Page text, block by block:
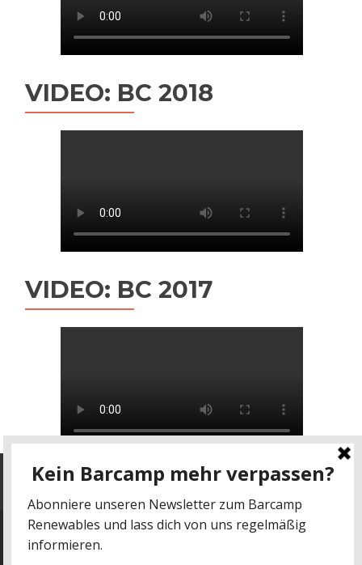
VIDEO: BC 2018
VIDEO: BC 2017
Datenschutz-Impressum
kontakt@barcamp-renewables.de